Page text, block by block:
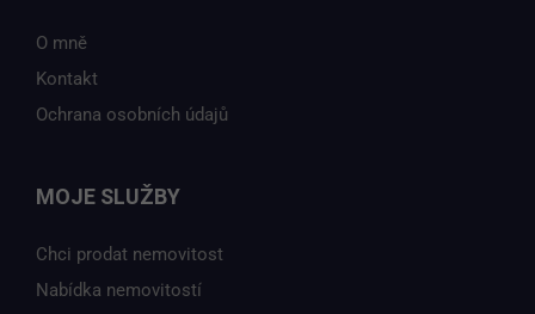
O mně
Kontakt
Ochrana osobních údajů
MOJE SLUŽBY
Chci prodat nemovitost
Nabídka nemovitostí